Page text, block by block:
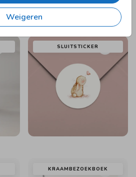
Weigeren
SLUITSTICKER
KRAAMBEZOEKBOEK